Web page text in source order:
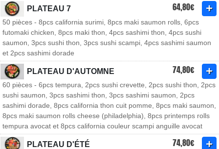
PLATEAU 7 64,80€
50 pièces - 8pcs california surimi, 8pcs maki saumon rolls, 6pcs
futomaki chicken, 8pcs maki thon, 4pcs sashimi thon, 4pcs sushi
saumon, 3pcs sushi thon, 3pcs sushi scampi, 4pcs sashimi saumon
et 2pcs sashimi dorade
PLATEAU D'AUTOMNE 74,80€
60 pièces - 6pcs tempura, 2pcs sushi crevette, 2pcs sushi thon, 2pcs
sushi saumon, 3pcs sashimi thon, 3pcs sashimi saumon, 2pcs
sashimi dorade, 8pcs california thon cuit pomme, 8pcs maki saumon,
8pcs maki saumon rolls cheese (philadelphia), 8pcs printemps rolls
tempura avocat et 8pcs california couleur scampi anguille avocat
PLATEAU D'ÉTÉ 74,80€